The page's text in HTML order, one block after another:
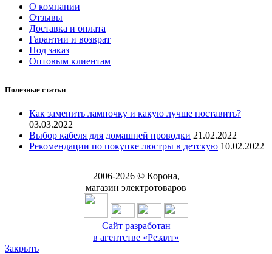
О компании
Отзывы
Доставка и оплата
Гарантии и возврат
Под заказ
Оптовым клиентам
Полезные статьи
Как заменить лампочку и какую лучше поставить?
03.03.2022
Выбор кабеля для домашней проводки 21.02.2022
Рекомендации по покупке люстры в детскую 10.02.2022
2006-2026© Корона,
магазин электротоваров
Сайт разработан
в агентстве «Резалт»
Закрыть